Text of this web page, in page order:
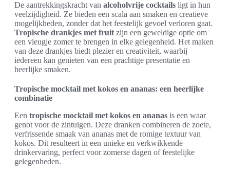
De aantrekkingskracht van alcoholvrije cocktails ligt in hun
veelzijdigheid. Ze bieden een scala aan smaken en creatieve
mogelijkheden, zonder dat het feestelijk gevoel verloren gaat.
Tropische drankjes met fruit zijn een geweldige optie om
een vleugje zomer te brengen in elke gelegenheid. Het maken
van deze drankjes biedt plezier en creativiteit, waarbij
iedereen kan genieten van een prachtige presentatie en
heerlijke smaken.
Tropische mocktail met kokos en ananas: een heerlijke
combinatie
Een tropische mocktail met kokos en ananas is een waar
genot voor de zintuigen. Deze dranken combineren de zoete,
verfrissende smaak van ananas met de romige textuur van
kokos. Dit resulteert in een unieke en verkwikkende
drinkervaring, perfect voor zomerse dagen of feestelijke
gelegenheden.